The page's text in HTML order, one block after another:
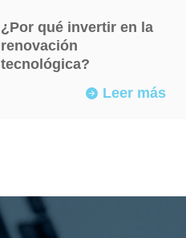
¿Por qué invertir en la
renovación
tecnológica?
arrow_forward Leer más